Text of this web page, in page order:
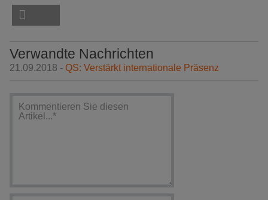
Verwandte Nachrichten
21.09.2018 - QS: Verstärkt internationale Präsenz